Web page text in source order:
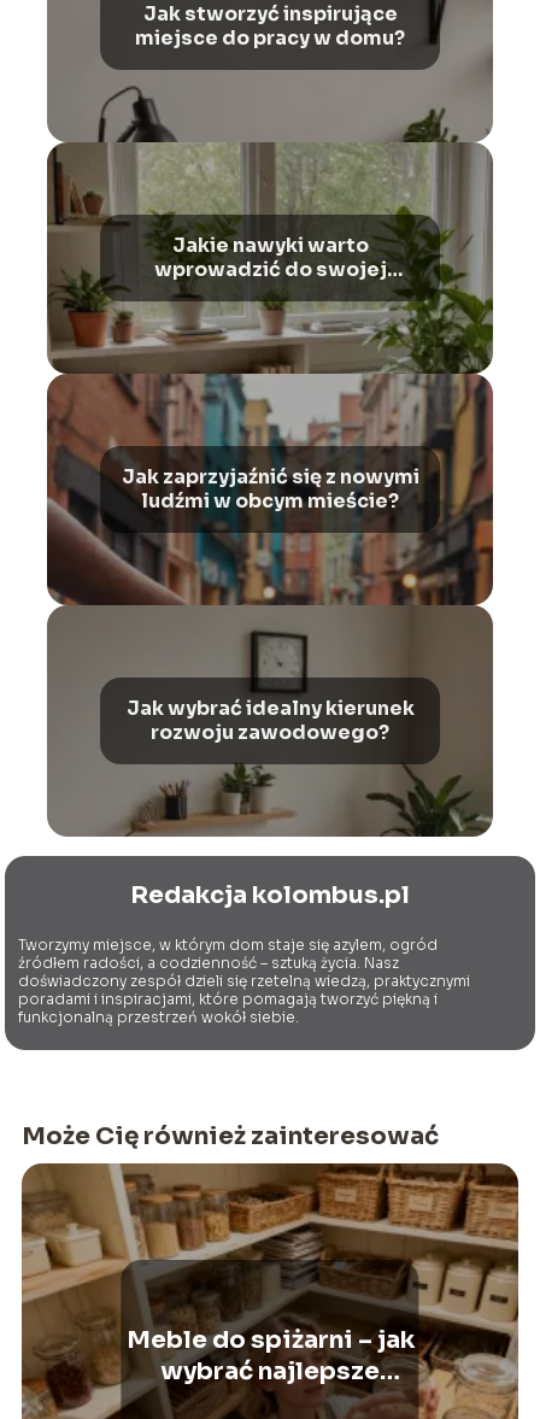
Jak stworzyć inspirujące
miejsce do pracy w domu?
Jakie nawyki warto
wprowadzić do swojej
codzienności?
Jak zaprzyjaźnić się z nowymi
ludźmi w obcym mieście?
Jak wybrać idealny kierunek
rozwoju zawodowego?
Redakcja kolombus.pl
Tworzymy miejsce, w którym dom staje się azylem, ogród
źródłem radości, a codzienność – sztuką życia. Nasz
doświadczony zespół dzieli się rzetelną wiedzą, praktycznymi
poradami i inspiracjami, które pomagają tworzyć piękną i
funkcjonalną przestrzeń wokół siebie.
Może Cię również zainteresować
Meble do spiżarni – jak
wybrać najlepsze
wyposażenie?